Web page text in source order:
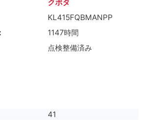
クボタ
KL415FQBMANPP
1147時間
点検整備済み
41